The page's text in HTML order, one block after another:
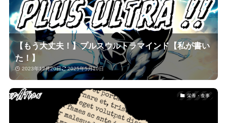
【もう大丈夫！】プルスウルトラマインド【私が書い
た！】
2023年12月20日 2025年5月10日
栄養・食事